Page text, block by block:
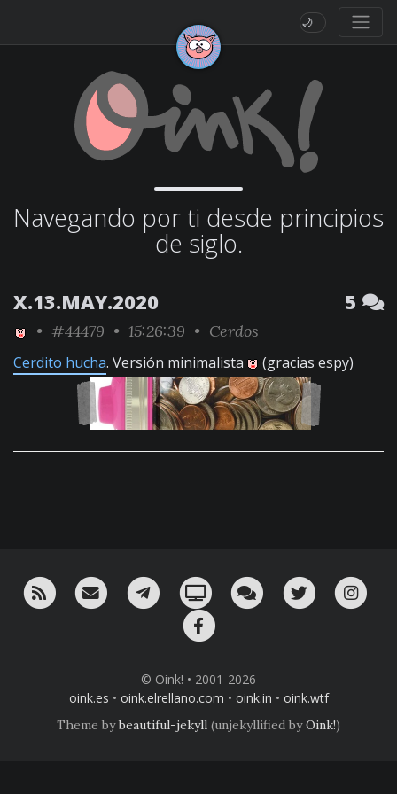
🌙
Navegando por ti desde principios
de siglo.
X.13.MAY.2020 5
• #44479 • 15:26:39 • Cerdos
Cerdito hucha. Versión minimalista (gracias espy)
RSS ¡Mándame un email!¡Nuestro canal en Telegram!
Oink! TV Charla con nosotros
Twitter
© Oink! • 2001-2026
oink.es • oink.elrellano.com • oink.in • oink.wtf
Theme bybeautiful-jekyll (unjekyllified byOink!)